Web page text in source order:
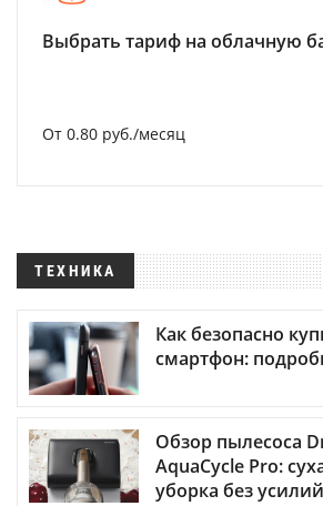
Выбрать тариф на облачную
От 0.80 руб./месяц
ТЕХНИКА
Как безопасно
смартфон:
Обзор пылесоса
AquaCycle Pro:
уборка без усилий